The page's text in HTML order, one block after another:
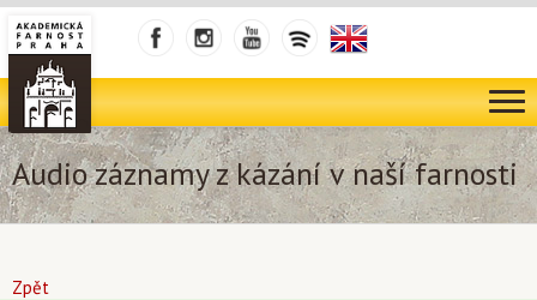
Audio záznamy z kázání v naší farnosti
Zpět